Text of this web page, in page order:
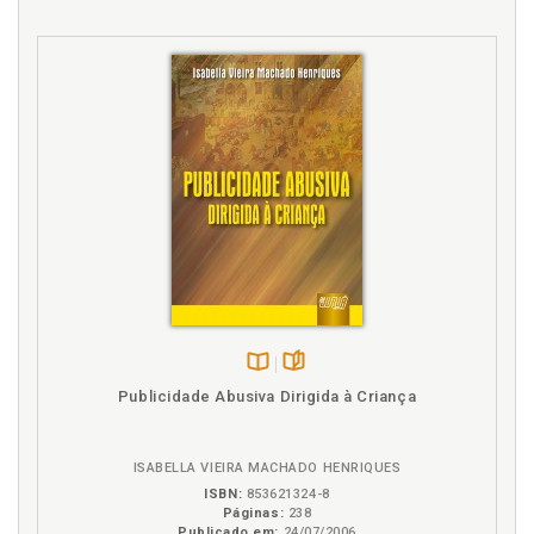
Barroso e Gustavo Elias Kallás Rezek, p. 219
18 - O PRAZO DA USUCAPIÃO EXTRAORDINÁRIA DE
SERVIDÃO APARENTE, Lucas Abreu Barroso, p. 231
19 - O CÓDIGO CIVIL E O DIREITO AGRÁRIO, Lucas Abreu
Barroso e Gustavo Elias Kallás Rezek, p. 241
20 - DESMITIFICANDO AS RELAÇÕES DE FAMÍLIA NO NOVO
DIREITO CIVIL, Lucas Abreu Barroso, p. 275
dos direitos fundamentais dos ocupantes de baixa
Ação possessória. A demonstração da função social
da propriedade como pressuposto da concessão de
tutela de urgência em ação possessória. Lucas
Abreu Barroso, p. 175
Accessio possessionis. Transmissão possessória:
um conflito aparente na sistemática civil brasileira?
Lucas Abreu Barroso;Gustavo Elias Kallás Rezek e
Marcos Jorge Catalan, p. 199
Accessio possessionis e usucapião constitucional
agrário: inaplicabilidade do art. 1.243, primeira parte,
do Código Civil. Lucas Abreu Barroso e Gustavo Elias
Administração Pública. A responsabilidade subsidi
Código Civil, em decorrência dos direitos
fundamentais dos ocupantes de baixa renda, p. 211
Publicidade Abusiva Dirigida à Criança
ISABELLA VIEIRA MACHADO HENRIQUES
ISBN: 853621324-8
Páginas: 238